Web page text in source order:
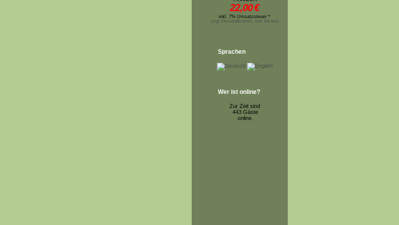
22,00€
inkl. 7% Umsatzsteuer *
zzgl.Versandkosten, hier klicken
Sprachen
Wer ist online?
Zur Zeit sind
443 Gäste
online.